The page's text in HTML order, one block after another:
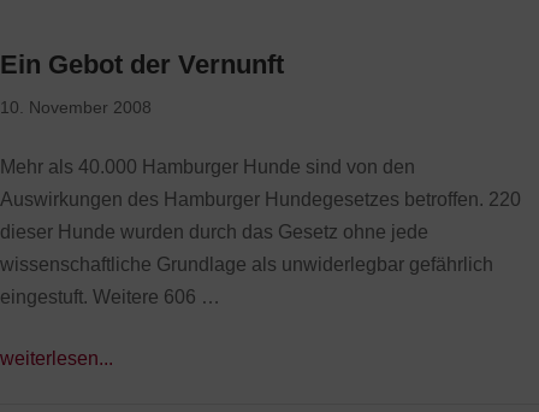
Ein Gebot der Vernunft
10. November 2008
Mehr als 40.000 Hamburger Hunde sind von den
Auswirkungen des Hamburger Hundegesetzes betroffen. 220
dieser Hunde wurden durch das Gesetz ohne jede
wissenschaftliche Grundlage als unwiderlegbar gefährlich
eingestuft. Weitere 606 …
weiterlesen...